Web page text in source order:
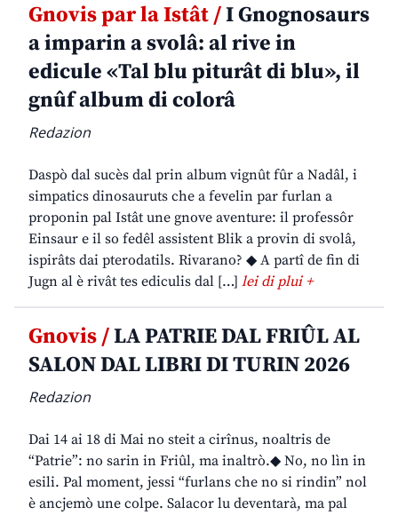
Gnovis par la Istât /I Gnognosaurs
a imparin a svolâ: al rive in
edicule «Tal blu piturât di blu», il
gnûf album di colorâ
Redazion
Daspò dal sucès dal prin album vignût fûr a Nadâl, i
simpatics dinosauruts che a fevelin par furlan a
proponin pal Istât une gnove aventure: il professôr
Einsaur e il so fedêl assistent Blik a provin di svolâ,
ispirâts dai pterodatils. Rivarano? ◆ A partî de fin di
Jugn al è rivât tes ediculis dal […] lei di plui +
Gnovis /LA PATRIE DAL FRIÛL AL
SALON DAL LIBRI DI TURIN 2026
Redazion
Dai 14 ai 18 di Mai no steit a cirînus, noaltris de
“Patrie”: no sarin in Friûl, ma inaltrò.◆ No, no lìn in
esili. Pal moment, jessi “furlans che no si rindin” nol
è ancjemò une colpe. Salacor lu deventarà, ma pal